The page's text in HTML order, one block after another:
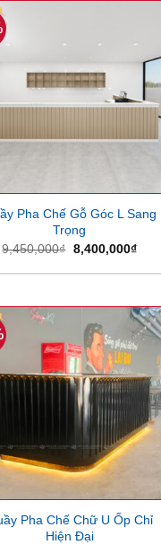
Pha Chế Gỗ Góc L Sang
Trọng
9,450,000₫ Giá
gốc
là:
8,400,000₫Giá
tại
Pha Chế Chữ U Ốp Chỉ
Hiện Đại